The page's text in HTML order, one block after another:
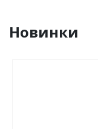
Новинки